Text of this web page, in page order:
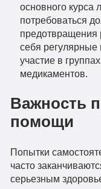
основного курса
потребоваться
предотвращения
себя регулярные
участие в
медикаментов.
Важность
помощи
Попытки
часто
серьезным